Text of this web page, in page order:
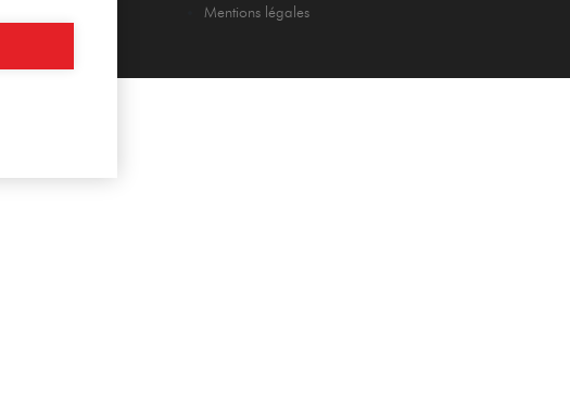
Mentions légales